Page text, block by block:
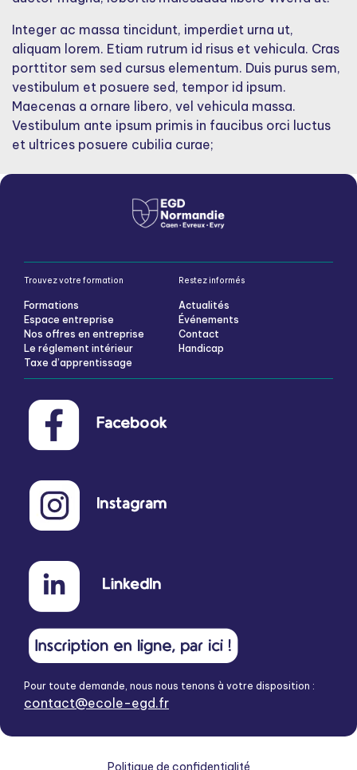
Integer ac massa tincidunt, imperdiet urna ut,
aliquam lorem. Etiam rutrum id risus et vehicula. Cras
porttitor sem sed cursus elementum. Duis purus sem,
vestibulum et posuere sed, tempor id ipsum.
Maecenas a ornare libero, vel vehicula massa.
Vestibulum ante ipsum primis in faucibus orci luctus
et ultrices posuere cubilia curae;
Trouvez votre formation
Formations
Espace entreprise
Nos offres en entreprise
Le réglement intérieur
Taxe d’apprentissage
Restez informés
Actualités
Événements
Contact
Handicap
Pour toute demande, nous nous tenons à votre disposition :
contact@ecole-egd.fr
Politique de confidentialité